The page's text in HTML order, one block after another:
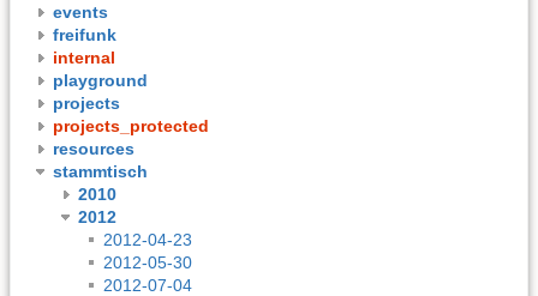
events
freifunk
internal
playground
projects
projects_protected
resources
stammtisch
2010
2012
2012-04-23
2012-05-30
2012-07-04